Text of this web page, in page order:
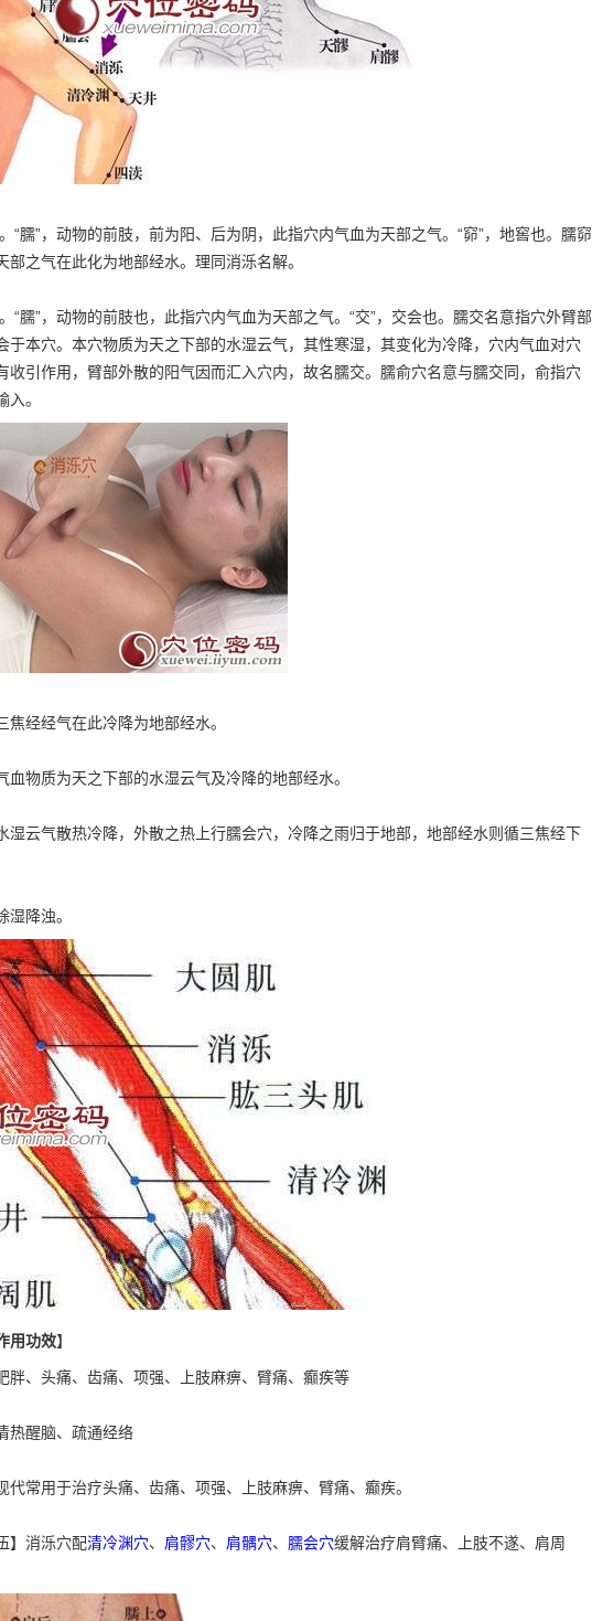
。“臑”，动物的前肢，前为阳、后为阴，此指穴内气血为天部之气。“窌”，地窖也。臑窌
部之气在此化为地部经水。理同消泺名解。
。“臑”，动物的前肢也，此指穴内气血为天部之气。“交”，交会也。臑交名意指穴外臂部
于本穴。本穴物质为天之下部的水湿云气，其性寒湿，其变化为冷降，穴内气血对穴
收引作用，臂部外散的阳气因而汇入穴内，故名臑交。臑俞穴名意与臑交同，俞指穴
。
焦经经气在此冷降为地部经水。
血物质为天之下部的水湿云气及冷降的地部经水。
湿云气散热冷降，外散之热上行臑会穴，冷降之雨归于地部，地部经水则循三焦经下
湿降浊。
用功效】
胖、头痛、齿痛、项强、上肢麻痹、臂痛、癫疾等
热醒脑、疏通经络
代常用于治疗头痛、齿痛、项强、上肢麻痹、臂痛、癫疾。
】消泺穴配清冷渊穴、 肩髎穴、 肩髃穴、 臑会穴缓解治疗肩臂痛、上肢不遂、肩周